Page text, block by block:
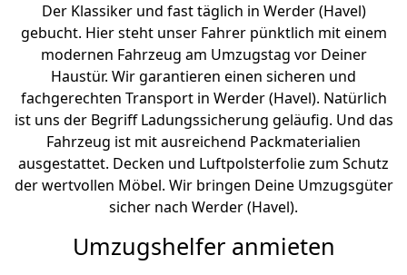
Der Klassiker und fast täglich in Werder (Havel)
gebucht. Hier steht unser Fahrer pünktlich mit einem
modernen Fahrzeug am Umzugstag vor Deiner
Haustür. Wir garantieren einen sicheren und
fachgerechten Transport in Werder (Havel). Natürlich
ist uns der Begriff Ladungssicherung geläufig. Und das
Fahrzeug ist mit ausreichend Packmaterialien
ausgestattet. Decken und Luftpolsterfolie zum Schutz
der wertvollen Möbel. Wir bringen Deine Umzugsgüter
sicher nach Werder (Havel).
Umzugshelfer anmieten